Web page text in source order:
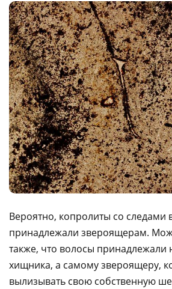
Вероятно, копролиты со следами
принадлежали звероящерам.
также, что волосы принадлежали
хищника, а самому звероящеру,
вылизывать свою собственную